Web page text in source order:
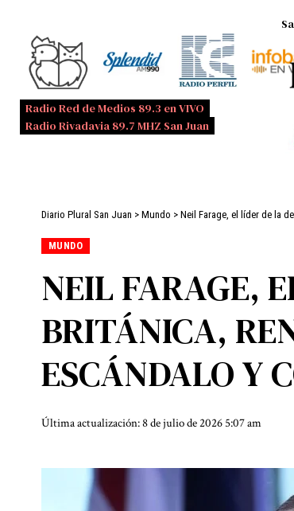
Radio Red de Medios 89.3 en VIVO
Radio Rivadavia 89.7 MHZ San Juan
Diario Plural San Juan > Mundo > Neil Farage, el líder de la
MUNDO
NEIL FARAGE,
BRITÁNICA,
ESCÁNDALO Y
Última actualización: 8 de julio de 2026 5:07 am